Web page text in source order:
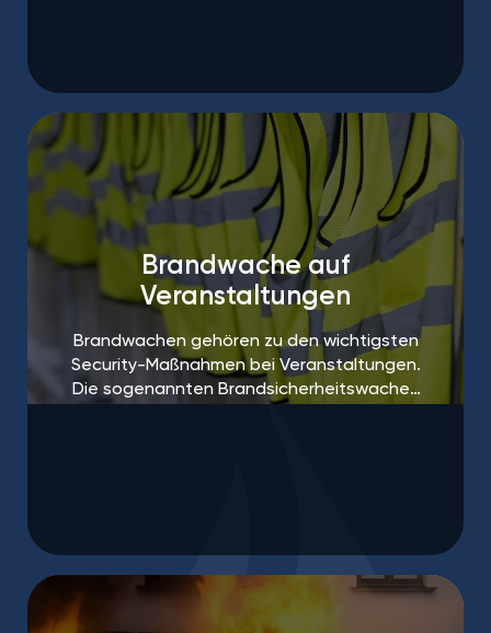
Brandwache auf
Veranstaltungen
Brandwachen gehören zu den wichtigsten
Security-Maßnahmen bei Veranstaltungen.
Die sogenannten Brandsicherheitswachen